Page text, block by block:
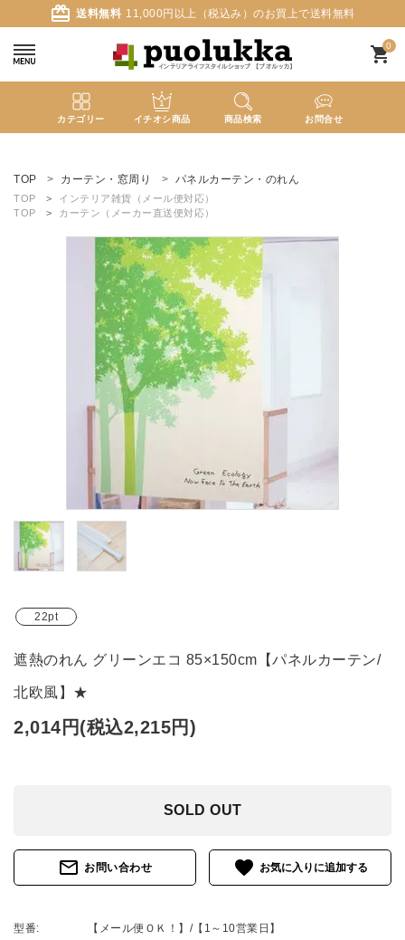
card_giftcard 送料無料 11,000円以上（税込み）のお買上で送料無料
0
shopping_cart
カテゴリー イチオシ商品 商品検索 お問合せ
ようこそ ゲスト 様
search
カテゴリーから探す
TOP カーテン・窓周り パネルカーテン・のれん
TOP
インテリア雑貨（メール便対応）
TOP
カーテン（メーカー直送便対応）
22pt
遮熱のれん グリーンエコ 85×150cm【パネルカーテン/
北欧風】★
2,014円(税込2,215円)
SOLD OUT
mail_outline お問い合わせ favorite
型番: 【メール便ＯＫ！】/【1～10営業日】